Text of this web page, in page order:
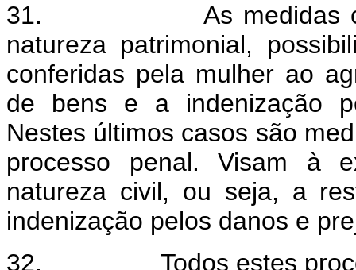
31.
As medidas
natureza patrimonial,
conferidas pela mulher ao
de bens e a indenização
Nestes últimos casos são
processo penal. Visam à
natureza civil, ou seja, a
indenização pelos danos e
32.
Todos estes